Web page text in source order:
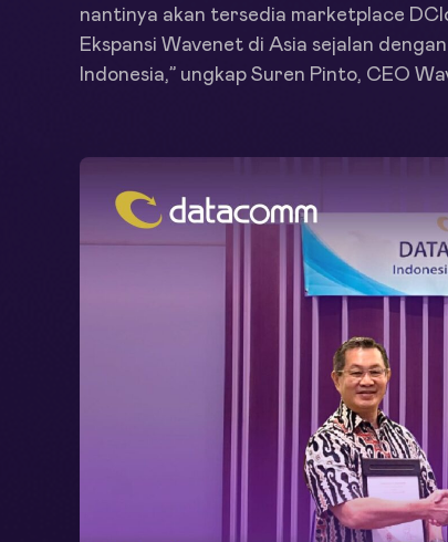
nantinya akan tersedia marketplace
Ekspansi Wavenet di Asia sejalan
Indonesia,” ungkap Suren Pinto, CEO